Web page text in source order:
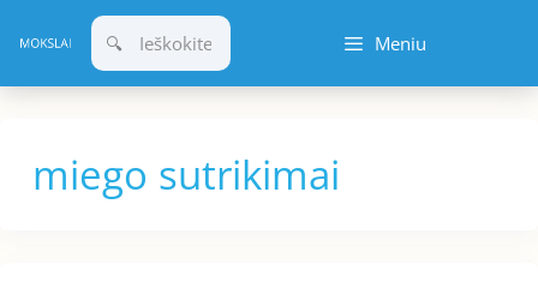
prie
turinio
Meniu
miego sutrikimai